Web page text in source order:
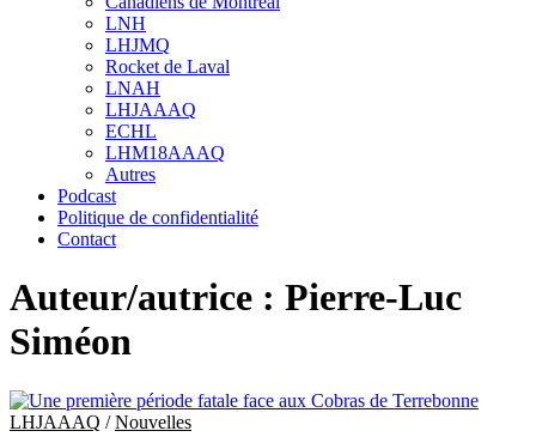
sub
menu
LNH
LHJMQ
Rocket de Laval
LNAH
LHJAAAQ
ECHL
LHM18AAAQ
Autres
Podcast
Politique de confidentialité
Contact
Auteur/autrice : Pierre-Luc
Siméon
LHJAAAQ /Nouvelles